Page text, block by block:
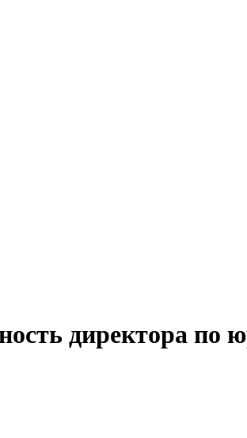
директора по